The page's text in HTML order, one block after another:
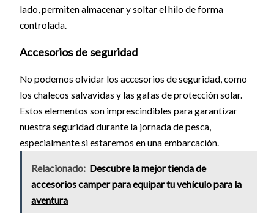
lado, permiten almacenar y soltar el hilo de forma
controlada.
Accesorios de seguridad
No podemos olvidar los accesorios de seguridad, como
los chalecos salvavidas y las gafas de protección solar.
Estos elementos son imprescindibles para garantizar
nuestra seguridad durante la jornada de pesca,
especialmente si estaremos en una embarcación.
Relacionado: Descubre la mejor tienda de
accesorios camper para equipar tu vehículo para la
aventura